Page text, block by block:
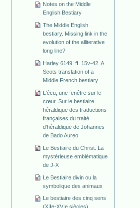
Notes on the Middle
English Bestiary
The Middle English
bestiary. Missing link in the
evolution of the alliterative
long line?
Harley 6149, ff. 15v-42. A
Scots translation of a
Middle French bestiary
L'écu, une fenêtre sur le
cœur. Sur le bestiaire
héraldique des traductions
françaises du traité
d'héraldique de Johannes
de Bado Aureo
Le Bestiaire du Christ. La
mystérieuse emblématique
de J-X
Le Bestiaire divin ou la
symbolique des animaux
Le bestiaire des cinq sens
(XIIe-XVIe siècles)